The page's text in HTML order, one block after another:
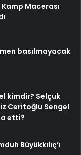
Macerası
basılmayacak
kimdir? Selçuk
Ceritoğlu Sengel
etti?
Büyükkılıç’ı